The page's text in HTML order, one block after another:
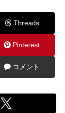
Threads
Pinterest
コメント